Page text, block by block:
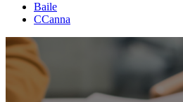
Baile
CCanna